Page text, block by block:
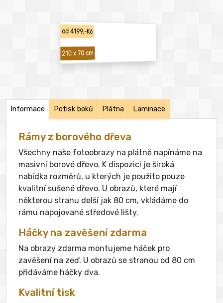
od 4199,-Kč
210 x 70 cm
Informace Potisk boků Plátna Laminace
Rámy z borového dřeva
Všechny naše fotoobrazy na plátně napínáme na
masivní borové dřevo. K dispozici je široká
nabídka rozměrů, u kterých je použito pouze
kvalitní sušené dřevo. U obrazů, které mají
některou stranu delší jak 80 cm, vkládáme do
rámu napojované středové lišty.
Háčky na zavěšení zdarma
Na obrazy zdarma montujeme háček pro
zavěšení na zeď. U obrazů se stranou od 80 cm
přidáváme háčky dva.
Kvalitní tisk